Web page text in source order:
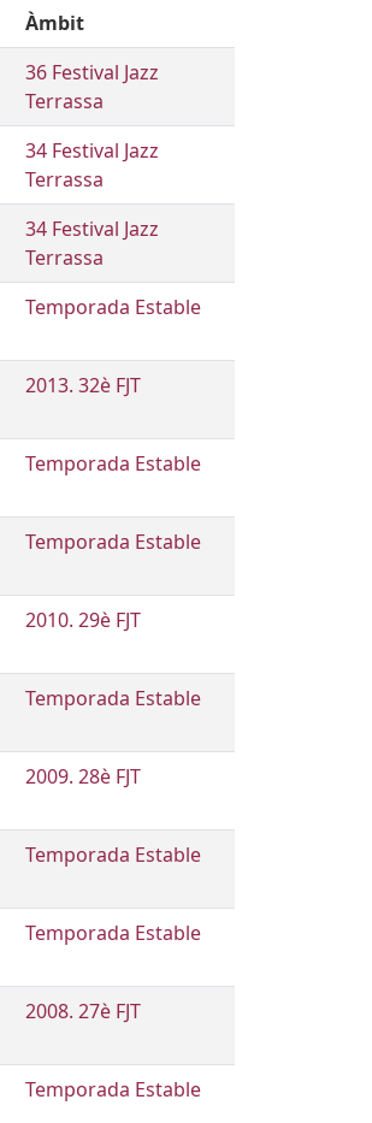
Àmbit
36 Festival Jazz
Terrassa
34 Festival Jazz
Terrassa
34 Festival Jazz
Terrassa
Temporada Estable
2013. 32è FJT
Temporada Estable
Temporada Estable
2010. 29è FJT
Temporada Estable
2009. 28è FJT
Temporada Estable
Temporada Estable
2008. 27è FJT
Temporada Estable